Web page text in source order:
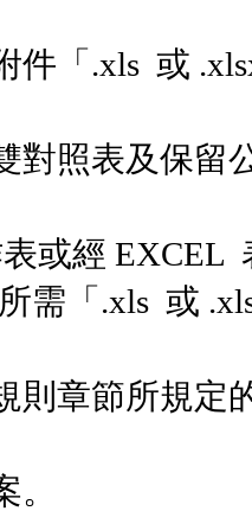
「.xls 或
照表及保留公
經 EXCEL
「.xls 或
章節所規定的